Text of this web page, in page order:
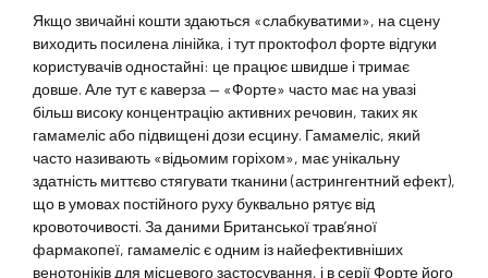
Якщо звичайні кошти здаються «слабкуватими», на сцену
виходить посилена лінійка, і тут проктофол форте відгуки
користувачів одностайні: це працює швидше і тримає
довше. Але тут є каверза — «Форте» часто має на увазі
більш високу концентрацію активних речовин, таких як
гамамеліс або підвищені дози есцину. Гамамеліс, який
часто називають «відьомим горіхом», має унікальну
здатність миттєво стягувати тканини (астрингентний ефект),
що в умовах постійного руху буквально рятує від
кровоточивості. За даними Британської трав’яної
фармакопеї, гамамеліс є одним із найефективніших
венотоніків для місцевого застосування, і в серії Форте його